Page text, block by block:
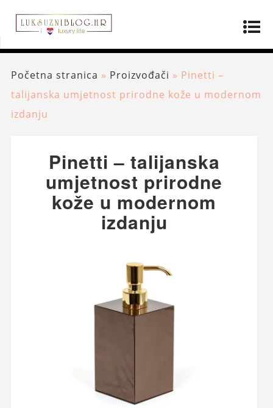
Početna stranica » Proizvođači » Pinetti –
talijanska umjetnost prirodne kože u modernom
izdanju
Pinetti – talijanska
umjetnost prirodne
kože u modernom
izdanju